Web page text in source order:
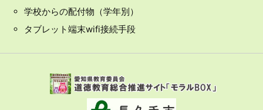
学校からの配付物（学年別）
タブレット端末wifi接続手段